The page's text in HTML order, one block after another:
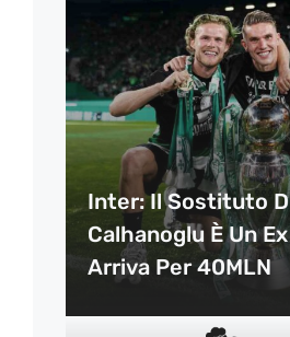
Inter: Il Sostituto
Calhanoglu È Un
Arriva Per 40MLN